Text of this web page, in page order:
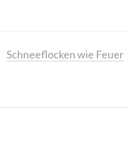
Schneeflocken wie Feuer